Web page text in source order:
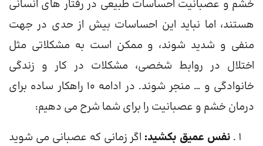
خشم و عصبانیت احساسات طبیعی در رفتار های انسانی
هستند، اما نباید این احساسات بیش از حدی در جهت
منفی و شدید ‌شوند، و ممکن است به مشکلاتی مثل
اختلال در روابط شخصی، مشکلات در کار و زندگی
خانوادگی و … منجر شوند. در ادامه 10 راهکار ساده برای
درمان خشم و عصبانیت را برای شما شرح می دهیم:
نفس عمیق بکشید: اگر زمانی که عصبانی می شوید